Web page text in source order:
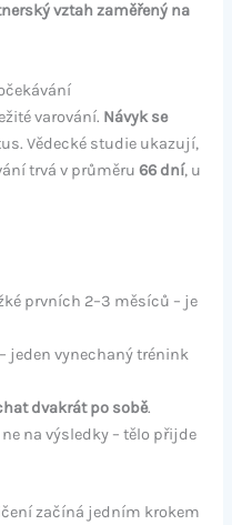
vztah zaměřený na
varování. Návyk se
Vědecké studie ukazují,
trvá v průměru 66 dní, u
prvních 2–3 měsíců – je
jeden vynechaný trénink
dvakrát po sobě.
na výsledky – tělo přijde
začíná jedním krokem